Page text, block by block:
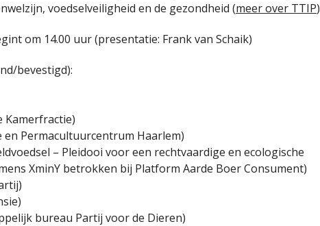
voedselveiligheid en de gezondheid (meer over TTIP)
om 14.00 uur (presentatie: Frank van Schaik)
bevestigd):
Kamerfractie)
en Permacultuurcentrum Haarlem)
– Pleidooi voor een rechtvaardige en ecologische
XminY betrokken bij Platform Aarde Boer Consument)
bureau Partij voor de Dieren)